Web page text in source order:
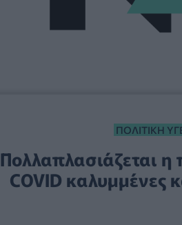
ΠΟΛΙΤΙΚΉ
Πολλαπλασιάζεται η
COVID καλυμμένες